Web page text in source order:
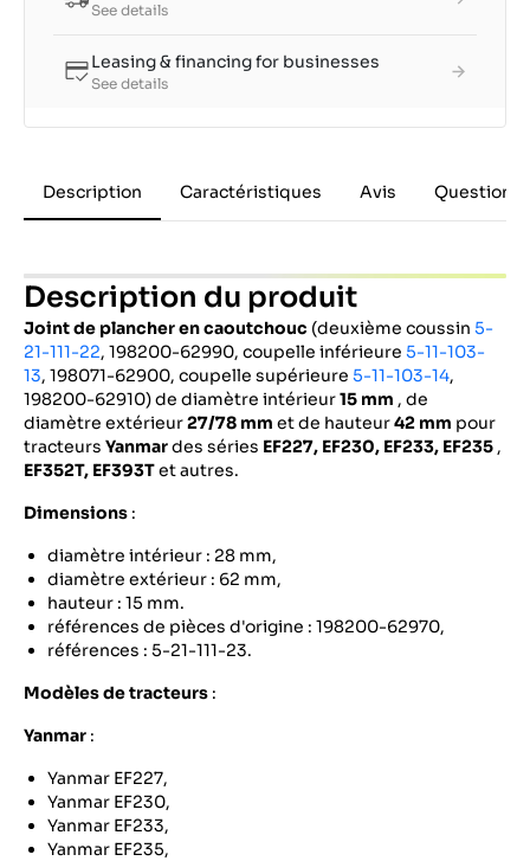
See details
Leasing & financing for businesses
See details
Description Caractéristiques Avis Questions
Description du produit
Joint de plancher en caoutchouc (deuxième coussin 5-
21-111-22, 198200-62990, coupelle inférieure 5-11-103-
13, 198071-62900, coupelle supérieure 5-11-103-14,
198200-62910) de diamètre intérieur15 mm , de
diamètre extérieur27/78 mm et de hauteur42 mm pour
tracteurs Yanmardes séries EF227, EF230, EF233, EF235 ,
EF352T, EF393Tet autres.
Dimensions :
diamètre intérieur : 28 mm,
diamètre extérieur : 62 mm,
hauteur : 15 mm.
références de pièces d'origine : 198200-62970,
références : 5-21-111-23.
Modèles de tracteurs :
Yanmar :
Yanmar EF227,
Yanmar EF230,
Yanmar EF233,
Yanmar EF235,